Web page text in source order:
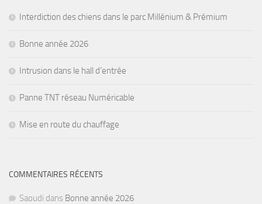
Interdiction des chiens dans le parc Millénium & Prémium
Bonne année 2026
Intrusion dans le hall d’entrée
Panne TNT réseau Numéricable
Mise en route du chauffage
COMMENTAIRES RÉCENTS
Saoudi dans Bonne année 2026